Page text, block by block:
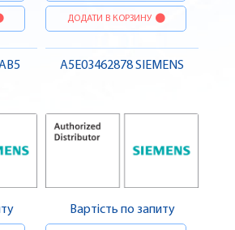
ДОДАТИ В КОРЗИНУ
A5E03462878 SIEMENS
Вартість по запиту